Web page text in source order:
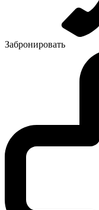
Забронировать